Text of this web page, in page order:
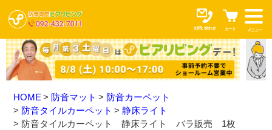
お問い合わせ カート メニュー
HOME 防音マット
防音カーペット
防音タイルカーペット
静床ライト
防音タイルカーペット 静床ライト バラ販売 1枚